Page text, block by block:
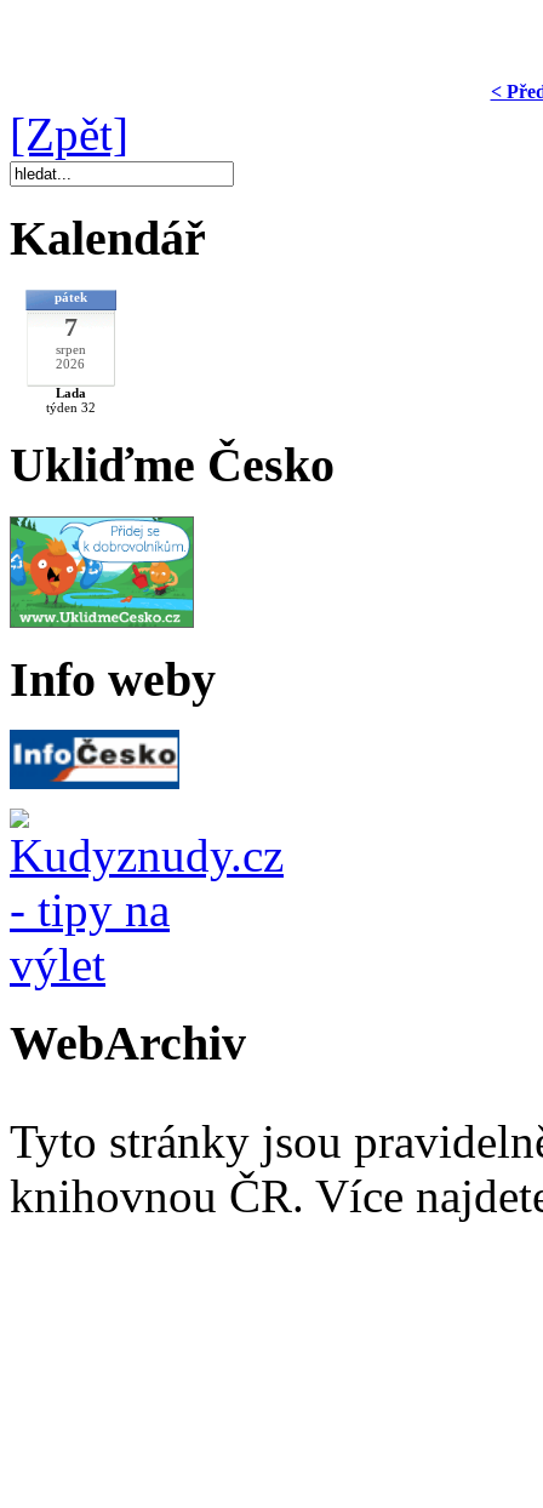
<
[Zpět]
Kalendář
pátek
7
srpen
2026
Lada
týden 32
Ukliďme Česko
Info weby
WebArchiv
Tyto stránky jsou
knihovnou ČR. Více